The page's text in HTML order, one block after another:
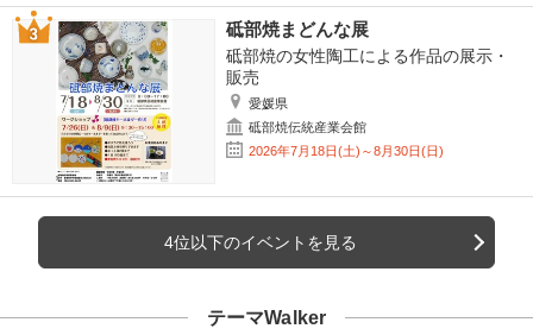
砥部焼まどんな展
砥部焼の女性陶工による作品の展示・
販売
愛媛県
砥部焼伝統産業会館
2026年7月18日(土)～8月30日(日)
4位以下のイベントを見る
テーマWalker